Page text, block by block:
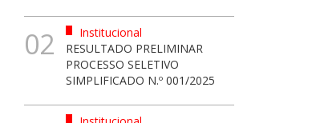
02
Institucional
RESULTADO PRELIMINAR
PROCESSO SELETIVO
SIMPLIFICADO N.º 001/2025